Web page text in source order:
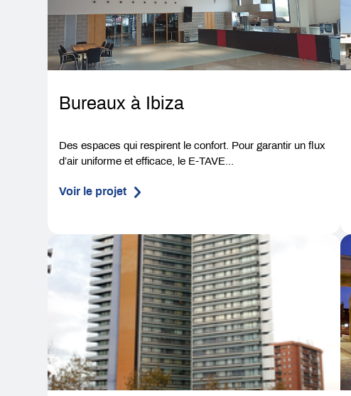
Bureaux à Ibiza
Des espaces qui respirent le confort. Pour garantir un flux
d’air uniforme et efficace, le E-TAVE...
Voir le projet